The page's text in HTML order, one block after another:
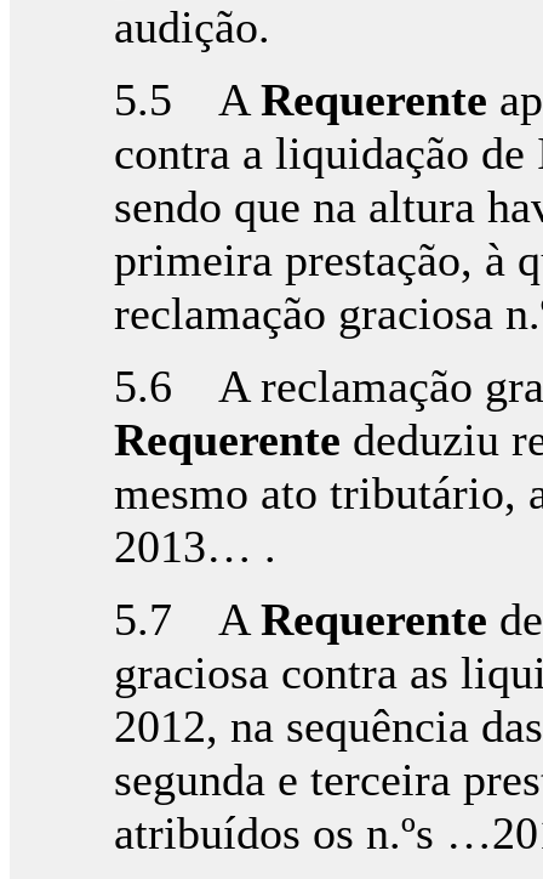
audição.
5.5 ARequerente
contra a liquidação
sendo que na altura
primeira prestação, à
reclamação graciosa
5.6 A reclamação
Requerente deduziu
mesmo ato
2013… .
5.7 ARequerente
graciosa contra as
2012, na sequência
segunda e terceira
atribuídos os n.ºs